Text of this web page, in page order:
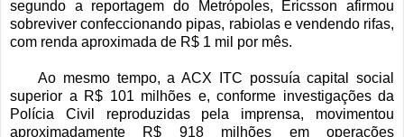
segundo a reportagem do Metrópoles, Ericsson afirmou
sobreviver confeccionando pipas, rabiolas e vendendo rifas,
com renda aproximada de R$ 1 mil por mês.
Ao mesmo tempo, a ACX ITC possuía capital social
superior a R$ 101 milhões e, conforme investigações da
Polícia Civil reproduzidas pela imprensa, movimentou
aproximadamente R$ 918 milhões em operações